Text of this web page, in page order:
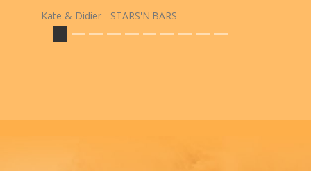
Kate & Didier - STARS'N'BARS